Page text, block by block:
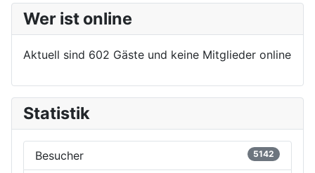
Wer ist online
Aktuell sind 602 Gäste und keine Mitglieder online
Statistik
Besucher 5142